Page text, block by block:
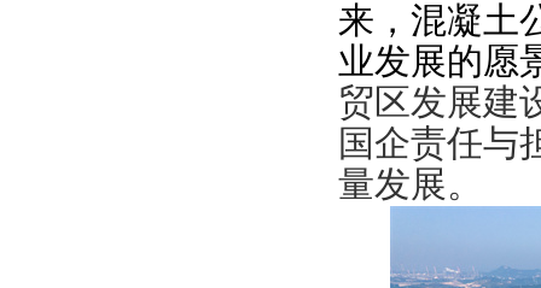
来，混凝土
业发展的愿
贸区发展建
国企责任与
量发展。